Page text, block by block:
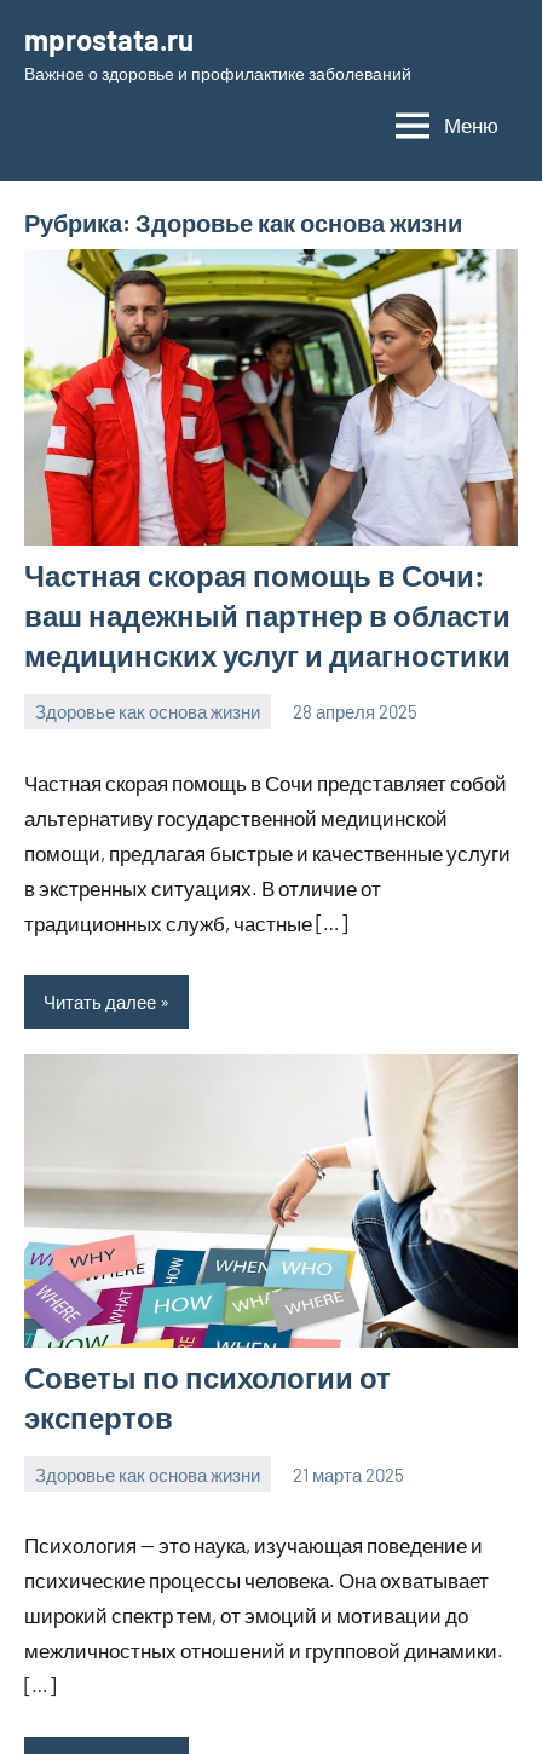
содержимому
mprostata.ru
Важное о здоровье и профилактике заболеваний
Меню
Рубрика: Здоровье как основа жизни
Частная скорая помощь в Сочи:
ваш надежный партнер в области
медицинских услуг и диагностики
Здоровье как основа жизни 28 апреля 2025
Avtor
Нет
Частная скорая помощь в Сочи представляет собой
альтернативу государственной медицинской
помощи, предлагая быстрые и качественные услуги
в экстренных ситуациях. В отличие от
традиционных служб, частные […]
Читать далее
Советы по психологии от
экспертов
Здоровье как основа жизни 21 марта 2025
Avtor
Нет
Психология — это наука, изучающая поведение и
психические процессы человека. Она охватывает
широкий спектр тем, от эмоций и мотивации до
межличностных отношений и групповой динамики.
[…]